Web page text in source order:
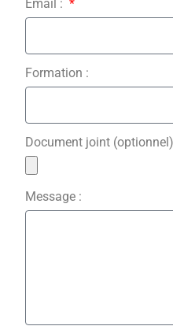
Email :
Formation :
Document joint
Message :